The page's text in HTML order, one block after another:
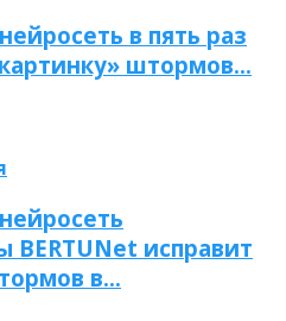
в пять раз
штормов…
BERTUNet исправит
в…